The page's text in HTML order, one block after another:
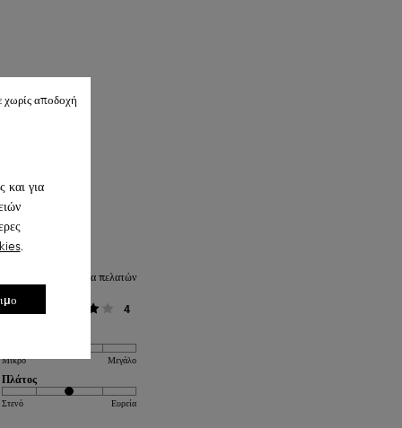
για
.
χωρίς αποδοχή
Μέση βαθμολογία πελατών
Γενικά
4
Μικρό Μεγάλο
Πλάτος
Στενό Ευρεία